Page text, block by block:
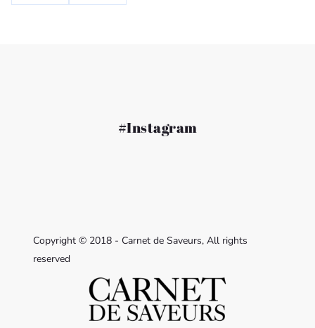
#Instagram
Copyright © 2018 - Carnet de Saveurs, All rights
reserved